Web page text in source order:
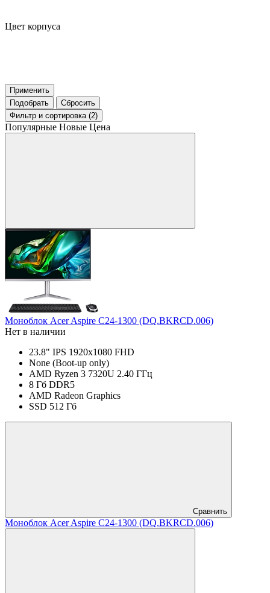
Цвет корпуса
Применить
Подобрать
Сбросить
Фильтр и сортировка (2)
Популярные Новые Цена
Моноблок Acer Aspire C24-1300 (DQ.BKRCD.006)
Нет в наличии
23.8" IPS 1920x1080 FHD
None (Boot-up only)
AMD Ryzen 3 7320U 2.40 ГГц
8 Гб DDR5
AMD Radeon Graphics
SSD 512 Гб
Сравнить
Моноблок Acer Aspire C24-1300 (DQ.BKRCD.006)